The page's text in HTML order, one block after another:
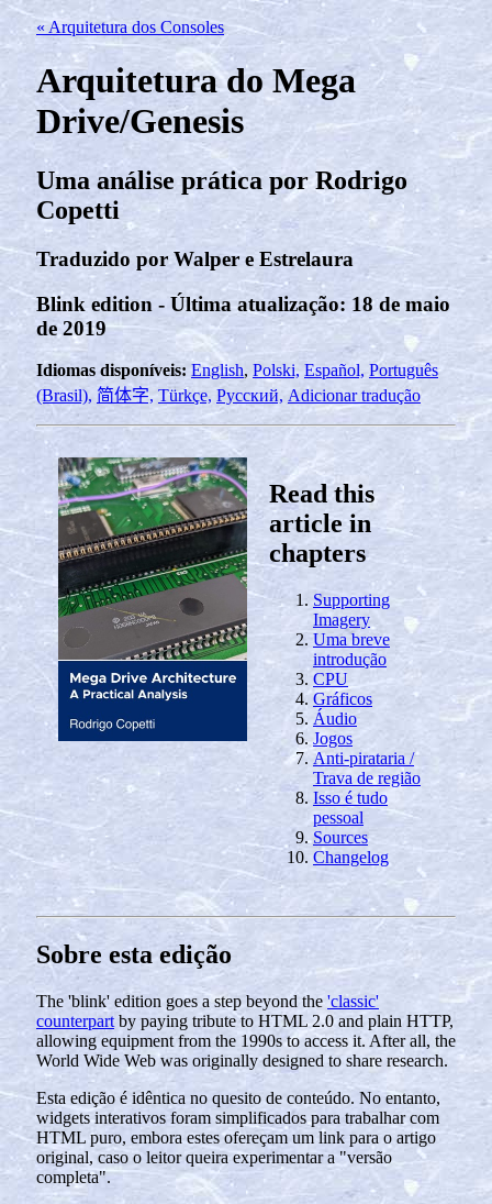
« Arquitetura dos Consoles
Arquitetura do Mega
Drive/Genesis
Uma análise prática por Rodrigo
Copetti
Traduzido por Walper e Estrelaura
Blink edition - Última atualização: 18 de maio
de 2019
Idiomas disponíveis: English, Polski, Español, Português
(Brasil), 简体字, Türkçe, Русский, Adicionar tradução
Read this
article in
chapters
Supporting
Imagery
Uma breve
introdução
CPU
Gráficos
Áudio
Jogos
Anti-pirataria /
Trava de região
Isso é tudo
pessoal
Sources
Changelog
Sobre esta edição
The 'blink' edition goes a step beyond the 'classic'
counterpart by paying tribute to HTML 2.0 and plain HTTP,
allowing equipment from the 1990s to access it. After all, the
World Wide Web was originally designed to share research.
Esta edição é idêntica no quesito de conteúdo. No entanto,
widgets interativos foram simplificados para trabalhar com
HTML puro, embora estes ofereçam um link para o artigo
original, caso o leitor queira experimentar a "versão
completa".